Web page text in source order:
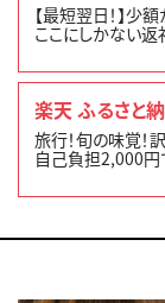
【最短翌日！】少
ここにしかない返
楽天 ふるさと
旅行！旬の味覚！
自己負担2,000円